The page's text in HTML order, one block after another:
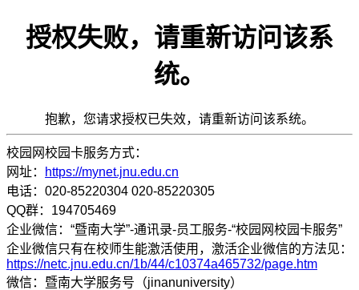
授权失败，请重新访问该系
统。
抱歉，您请求授权已失效，请重新访问该系统。
校园网校园卡服务方式：
网址：
https://mynet.jnu.edu.cn
电话：020-85220304 020-85220305
QQ群：194705469
企业微信：“暨南大学”-通讯录-员工服务-“校园网校园卡服务”
企业微信只有在校师生能激活使用，激活企业微信的方法见：
https://netc.jnu.edu.cn/1b/44/c10374a465732/page.htm
微信：暨南大学服务号（jinanuniversity）